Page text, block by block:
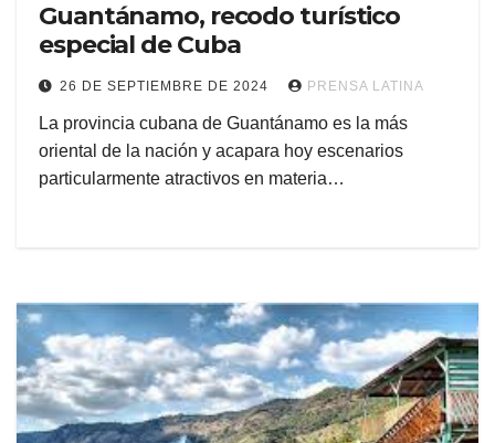
Guantánamo, recodo turístico
especial de Cuba
26 DE SEPTIEMBRE DE 2024 PRENSA LATINA
La provincia cubana de Guantánamo es la más
oriental de la nación y acapara hoy escenarios
particularmente atractivos en materia…